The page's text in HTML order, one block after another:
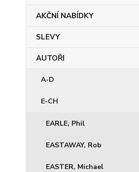
AKČNÍ NABÍDKY
SLEVY
AUTOŘI
A-D
E-CH
EARLE, Phil
EASTAWAY, Rob
EASTER, Michael